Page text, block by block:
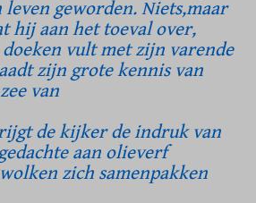
leven geworden. Niets,maar
hij aan het toeval over,
vult met zijn varende
zijn grote kennis van
van
de kijker de indruk van
aan olieverf
zich samenpakken